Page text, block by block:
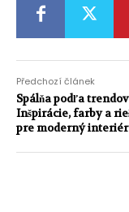
Předchozí článek
Spálňa podľa
Inšpirácie, farby a
pre moderný interiér